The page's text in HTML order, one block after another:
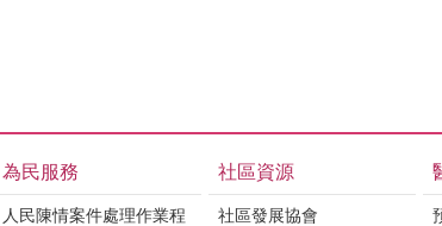
為民服務
人民陳情案件處理作業程
社區資源
社區發展協會